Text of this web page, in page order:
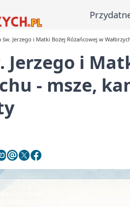
św. Jerzego i Matki Bożej Różańcowej w
Jerzego i
- msze,